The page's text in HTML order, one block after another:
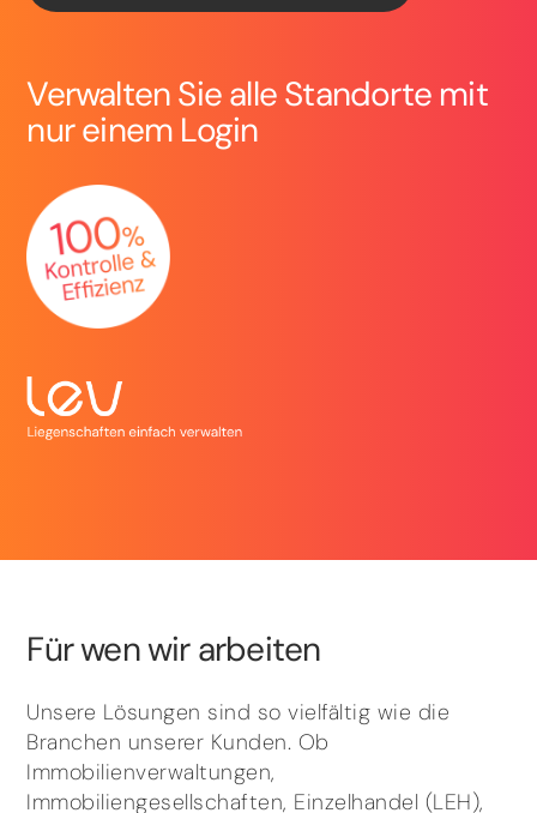
Verwalten Sie alle Standorte mit
nur einem Login
Für wen wir arbeiten
Unsere Lösungen sind so vielfältig wie die
Branchen unserer Kunden. Ob
Immobilienverwaltungen,
Immobiliengesellschaften, Einzelhandel (LEH),